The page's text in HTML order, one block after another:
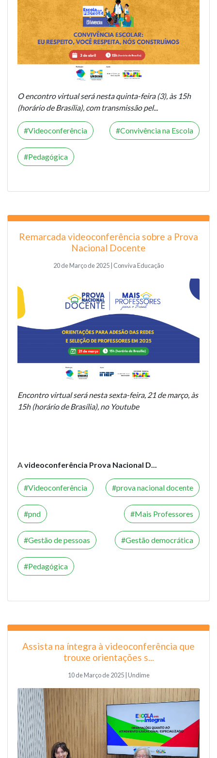
O encontro virtual será nesta quinta-feira (3), às 15h
(horário de Brasília), com transmissão pel...
Videoconferência Convivência na Escola
Pedagógica
Remarcada videoconferência sobre a Prova
Nacional Docente
20 de Março de 2025 | Conviva Educação
Encontro virtual será nesta sexta-feira, 21 de março, às
15h (horário de Brasília), no Youtube
A videoconferência Prova Nacional D...
Videoconferência prova nacional docente
pnd Mais Professores
Gestão de pessoas Gestão democrática
Pedagógica
Assista na íntegra à videoconferência que
trouxe orientações s...
10 de Março de 2025 | Undime